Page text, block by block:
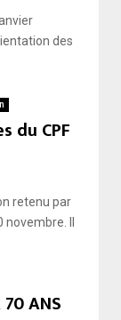
des
du CPF
retenu par
novembre. Il
70 ANS